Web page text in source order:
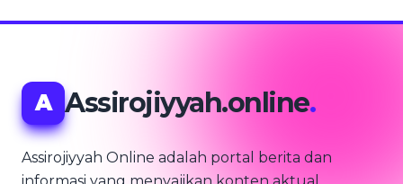
A Assirojiyyah.online.
Assirojiyyah Online adalah portal berita dan